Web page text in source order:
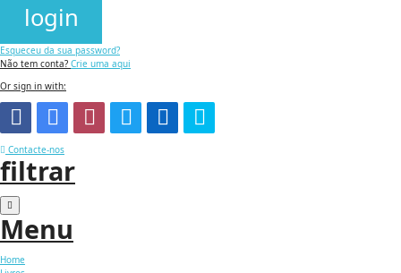
login
Esqueceu da sua password?
Não tem conta? Crie uma aqui
Or sign in with:
Contacte-nos
filtrar
Menu
Home